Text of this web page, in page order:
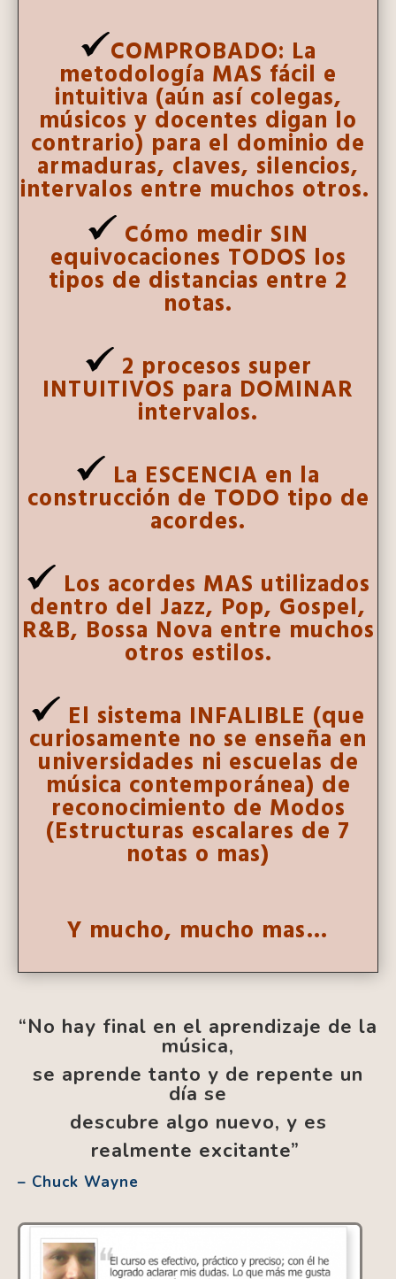
COMPROBADO: La
metodología MAS fácil e
intuitiva (aún así colegas,
músicos y docentes digan lo
contrario) para el dominio de
armaduras, claves, silencios,
intervalos entre muchos otros.
Cómo medir SIN
equivocaciones TODOS los
tipos de distancias entre 2
notas.
2 procesos super
INTUITIVOS para DOMINAR
intervalos.
La ESCENCIA en la
construcción de TODO tipo de
acordes.
Los acordes MAS utilizados
dentro del Jazz, Pop, Gospel,
R&B, Bossa Nova entre muchos
otros estilos.
El sistema INFALIBLE (que
curiosamente no se enseña en
universidades ni escuelas de
música contemporánea) de
reconocimiento de Modos
(Estructuras escalares de 7
notas o mas)
Y mucho, mucho mas…
“No hay final en el aprendizaje de la
música,
se aprende tanto y de repente un
día se
descubre algo nuevo, y es
realmente excitante”
– Chuck Wayne